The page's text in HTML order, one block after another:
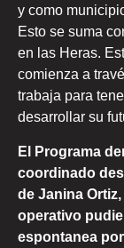
y como
Esto se suma
en las Heras.
comienza a
trabaja para
desarrollar su
El Programa
coordinado
de Janina
operativo
espontanea